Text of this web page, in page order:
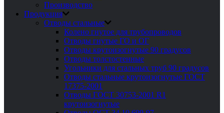
Производство
Продукция
Отводы стальные
Колено гнутое для трубопроводов
Отводы гнутые ГО и ОГ
Отводы крутоизогнутые 90 градусов
Отводы толстостенные
Угольники для стальных труб 90 градусов
Отводы стальные крутоизогнутые ГОСТ
17375-2001
Отводы ГОСТ 30753-2001 R1
крутоизогнутые